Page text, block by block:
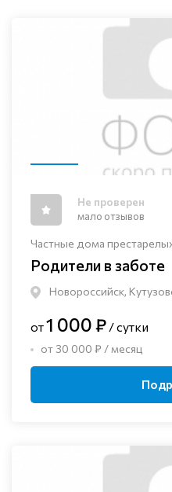
Частные дома
Родители в заботе
Новороссийск,
Не проверен
мало отзывов
от1 000 ₽ / сутки
от 30 000 ₽ / месяц